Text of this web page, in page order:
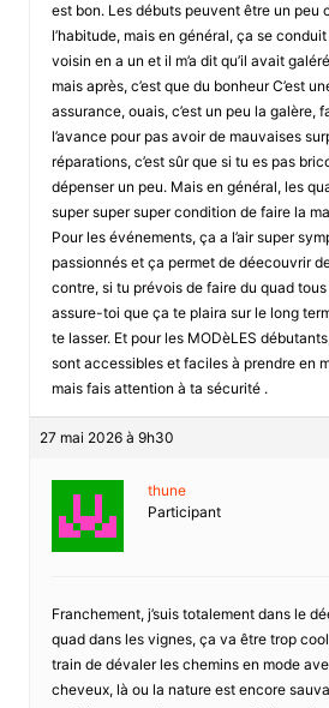
est bon. Les débuts peuvent être un peu
l’habitude, mais en général, ça se
voisin en a un et il m’a dit qu’il avait
mais après, c’est que du bonheur C’est
assurance, ouais, c’est un peu la galère,
l’avance pour pas avoir de mauvaises
réparations, c’est sûr que si tu es pas
dépenser un peu. Mais en général, les
super super super condition de faire la
Pour les événements, ça a l’air super
passionnés et ça permet de déecouvrir
contre, si tu prévois de faire du quad
assure-toi que ça te plaira sur le long
te lasser. Et pour les MODèLES
sont accessibles et faciles à prendre en
mais fais attention à ta sécurité .
27 mai 2026 à 9h30
thune
Participant
Franchement, j’suis totalement dans le
quad dans les vignes, ça va être trop
train de dévaler les chemins en mode
cheveux, là ou la nature est encore